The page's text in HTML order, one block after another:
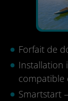
Forfait de
Installation
compatible
Smartstart